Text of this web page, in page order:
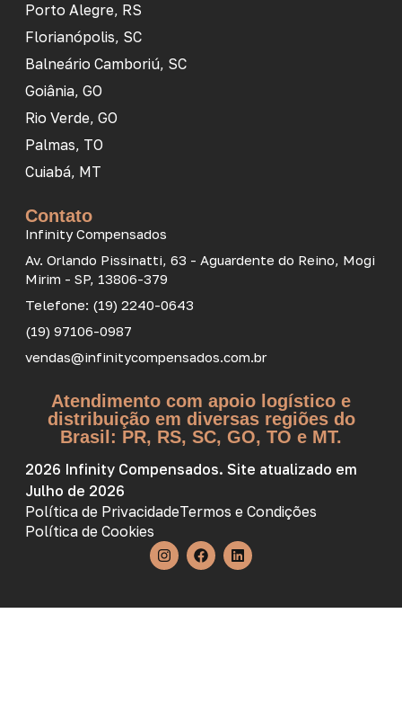
Porto Alegre, RS
Florianópolis, SC
Balneário Camboriú, SC
Goiânia, GO
Rio Verde, GO
Palmas, TO
Cuiabá, MT
Contato
Infinity Compensados
Av. Orlando Pissinatti, 63 - Aguardente do Reino, Mogi
Mirim - SP, 13806-379
Telefone: (19) 2240-0643
(19) 97106-0987
vendas@infinitycompensados.com.br
Atendimento com apoio logístico e
distribuição em diversas regiões do
Brasil: PR, RS, SC, GO, TO e MT.
2026 Infinity Compensados. Site atualizado em
Julho de 2026
Política de PrivacidadeTermos e Condições
Política de Cookies